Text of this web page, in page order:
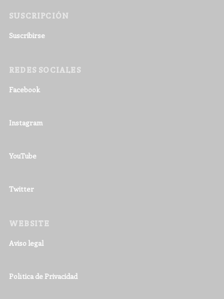
SUSCRIPCIÓN
Suscribirse
REDES SOCIALES
Facebook
Instagram
YouTube
Twitter
WEBSITE
Aviso legal
Política de Privacidad